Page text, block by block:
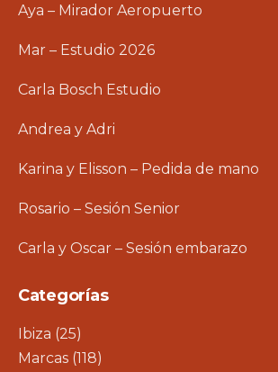
Aya – Mirador Aeropuerto
Mar – Estudio 2026
Carla Bosch Estudio
Andrea y Adri
Karina y Elisson – Pedida de mano
Rosario – Sesión Senior
Carla y Oscar – Sesión embarazo
Categorías
Ibiza (25)
Marcas (118)